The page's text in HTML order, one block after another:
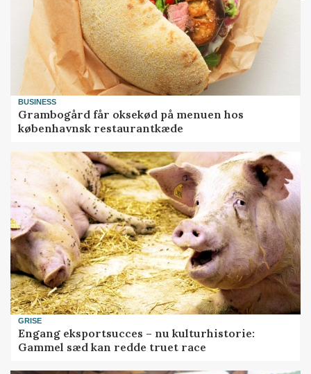
BUSINESS
Grambogård får oksekød på menuen hos
københavnsk restaurantkæde
GRISE
Engang eksportsucces – nu kulturhistorie:
Gammel sæd kan redde truet race